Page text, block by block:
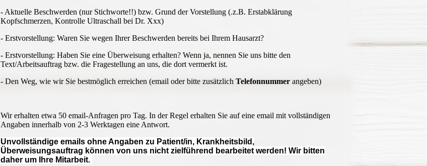
- Aktuelle Beschwerden (nur Stichworte!!) bzw. Grund der Vorstellung (.z.B. Erstabklärung
Kopfschmerzen, Kontrolle Ultraschall bei Dr. Xxx)
- Erstvorstellung: Waren Sie wegen Ihrer Beschwerden bereits bei Ihrem Hausarzt?
- Erstvorstellung: Haben Sie eine Überweisung erhalten? Wenn ja, nennen Sie uns bitte den
Text/Arbeitsauftrag bzw. die Fragestellung an uns, die dort vermerkt ist.
- Den Weg, wie wir Sie bestmöglich erreichen (email oder bitte zusätzlich Telefonnummer angeben)
Wir erhalten etwa 50 email-Anfragen pro Tag. In der Regel erhalten Sie auf eine email mit vollständigen
Angaben innerhalb von 2-3 Werktagen eine Antwort.
Unvollständige emails ohne Angaben zu Patient/in, Krankheitsbild,
Überweisungsauftrag können von uns nicht zielführend bearbeitet werden! Wir bitten
daher um Ihre Mitarbeit.